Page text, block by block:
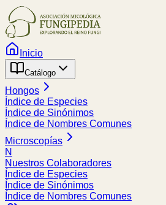
Inicio
Catálogo
Hongos
Índice de Especies
Índice de Sinónimos
Índice de Nombres Comunes
Microscopías
N
Nuestros Colaboradores
Índice de Especies
Índice de Sinónimos
Índice de Nombres Comunes